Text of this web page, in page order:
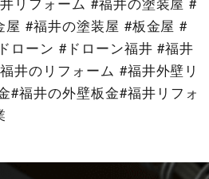
#福井の塗装屋 #板金屋 #
ーン #ドローン福井 #福井
井のリフォーム #福井外壁リ
#福井の外壁板金#福井リフォ